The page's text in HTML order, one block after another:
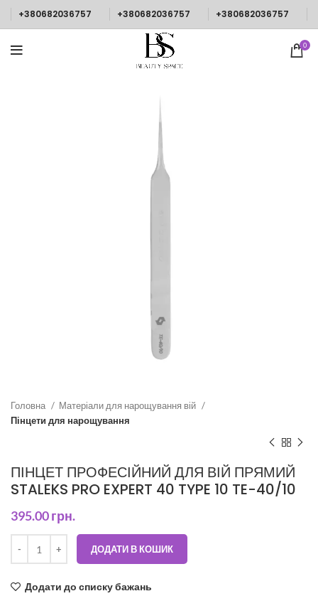
+380682036757 +380682036757 +380682036757
0
Головна
Матеріали для нарощування вій
Пінцети для нарощування
ПІНЦЕТ ПРОФЕСІЙНИЙ ДЛЯ ВІЙ ПРЯМИЙ
STALEKS PRO EXPERT 40 TYPE 10 TE-40/10
395.00грн.
ДОДАТИ В КОШИК
Додати до списку бажань